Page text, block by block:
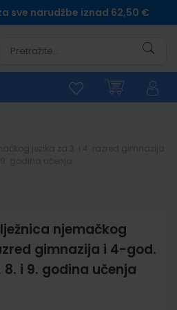
sve narudžbe iznad 62,50 €
njemačkog
gimnazija i 4-god.
i 9. godina učenja